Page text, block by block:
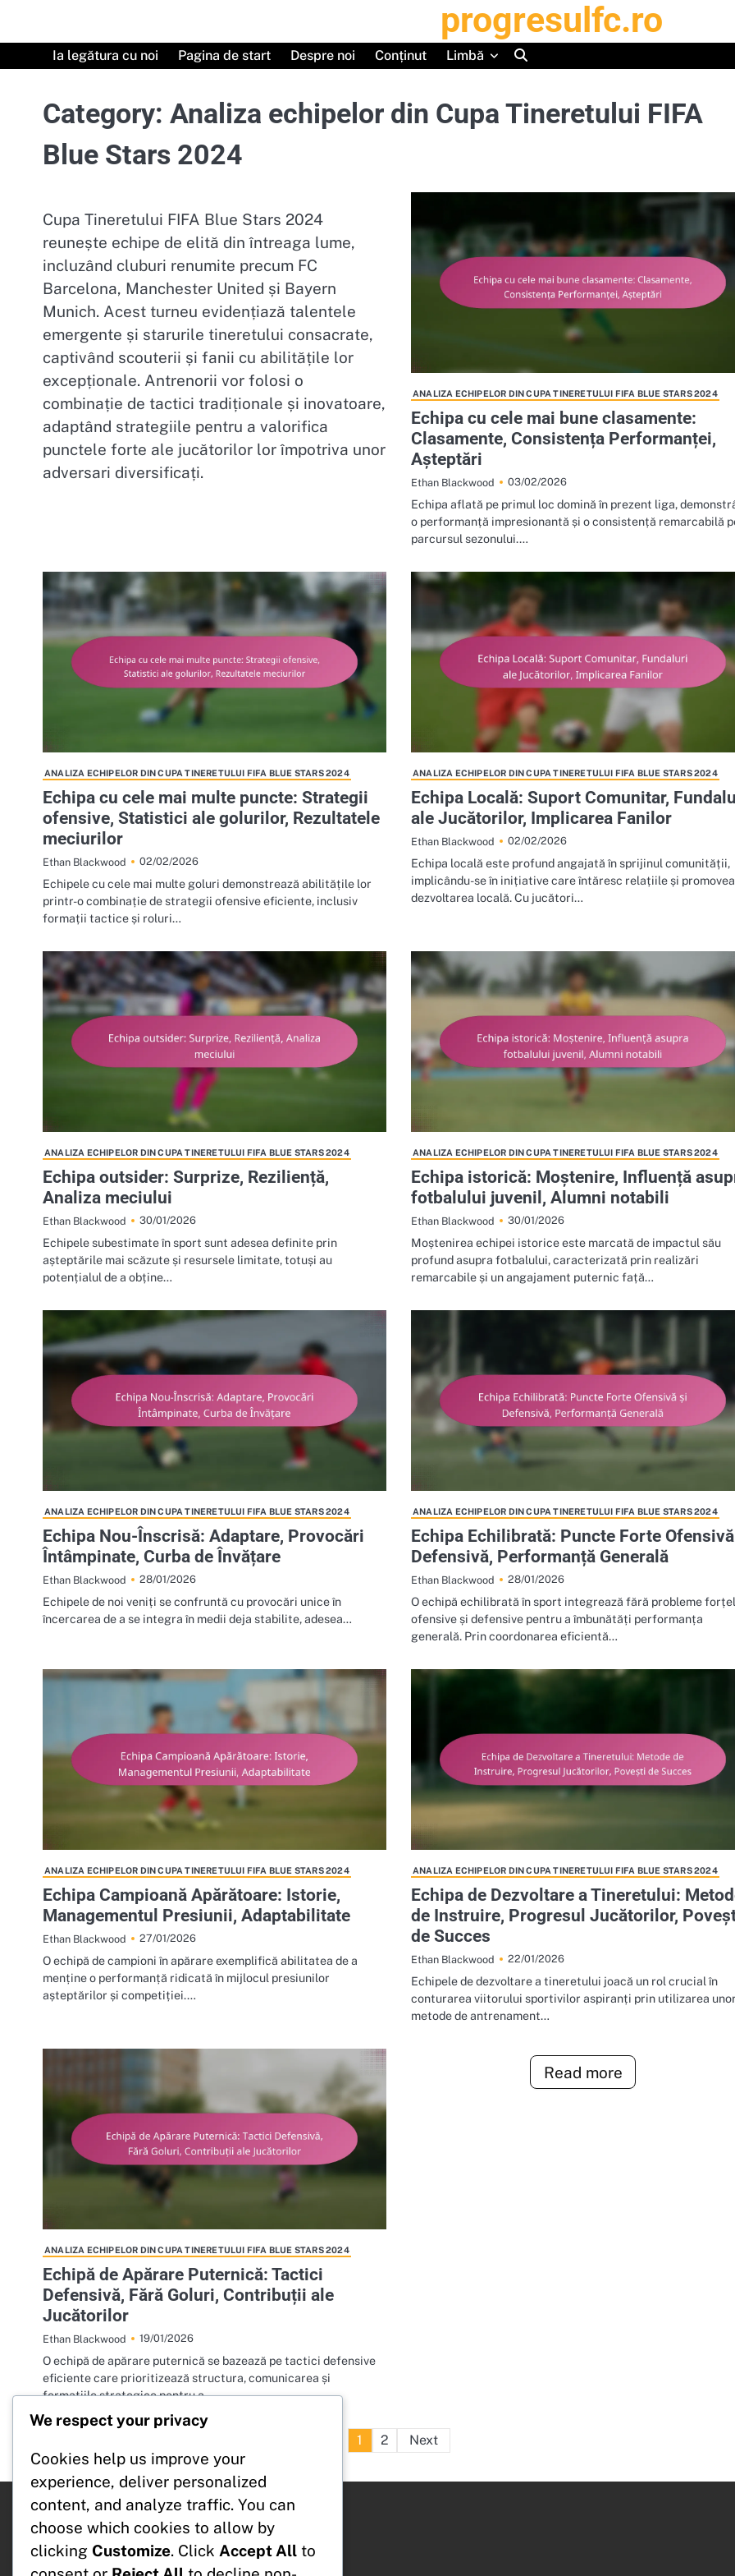
content
progresulfc.ro
Ia legătura cu noi Pagina de start Despre noi Conținut Limbă
Category: Analiza echipelor din Cupa Tineretului FIFA
Blue Stars 2024
Cupa Tineretului FIFA Blue Stars 2024
reunește echipe de elită din întreaga lume,
incluzând cluburi renumite precum FC
Barcelona, Manchester United și Bayern
Munich. Acest turneu evidențiază talentele
emergente și starurile tineretului consacrate,
captivând scouterii și fanii cu abilitățile lor
excepționale. Antrenorii vor folosi o
combinație de tactici tradiționale și inovatoare,
adaptând strategiile pentru a valorifica
punctele forte ale jucătorilor lor împotriva unor
adversari diversificați.
ANALIZA ECHIPELOR DIN CUPA TINERETULUI FIFA BLUE STARS 2024
Echipa cu cele mai bune clasamente:
Clasamente, Consistența Performanței,
Așteptări
Ethan Blackwood 03/02/2026
Echipa aflată pe primul loc domină în prezent liga,
o performanță impresionantă și o consistență remarcabilă
parcursul sezonului.…
ANALIZA ECHIPELOR DIN CUPA TINERETULUI FIFA BLUE STARS 2024
Echipa cu cele mai multe puncte: Strategii
ofensive, Statistici ale golurilor, Rezultatele
meciurilor
Ethan Blackwood 02/02/2026
Echipele cu cele mai multe goluri demonstrează abilitățile lor
printr-o combinație de strategii ofensive eficiente, inclusiv
formații tactice și roluri…
ANALIZA ECHIPELOR DIN CUPA TINERETULUI FIFA BLUE STARS 2024
Echipa Locală: Suport Comunitar,
ale Jucătorilor, Implicarea Fanilor
Ethan Blackwood 02/02/2026
Echipa locală este profund angajată în sprijinul comunității,
implicându-se în inițiative care întăresc relațiile și
dezvoltarea locală. Cu jucători…
ANALIZA ECHIPELOR DIN CUPA TINERETULUI FIFA BLUE STARS 2024
Echipa outsider: Surprize, Reziliență,
Analiza meciului
Ethan Blackwood 30/01/2026
Echipele subestimate în sport sunt adesea definite prin
așteptările mai scăzute și resursele limitate, totuși au
potențialul de a obține…
ANALIZA ECHIPELOR DIN CUPA TINERETULUI FIFA BLUE STARS 2024
Echipa istorică: Moștenire, Influență
fotbalului juvenil, Alumni notabili
Ethan Blackwood 30/01/2026
Moștenirea echipei istorice este marcată de impactul său
profund asupra fotbalului, caracterizată prin realizări
remarcabile și un angajament puternic față…
ANALIZA ECHIPELOR DIN CUPA TINERETULUI FIFA BLUE STARS 2024
Echipa Nou-Înscrisă: Adaptare, Provocări
Întâmpinate, Curba de Învățare
Ethan Blackwood 28/01/2026
Echipele de noi veniți se confruntă cu provocări unice în
încercarea de a se integra în medii deja stabilite, adesea…
ANALIZA ECHIPELOR DIN CUPA TINERETULUI FIFA BLUE STARS 2024
Echipa Echilibrată: Puncte Forte
Defensivă, Performanță Generală
Ethan Blackwood 28/01/2026
O echipă echilibrată în sport integrează fără probleme
ofensive și defensive pentru a îmbunătăți performanța
generală. Prin coordonarea eficientă…
ANALIZA ECHIPELOR DIN CUPA TINERETULUI FIFA BLUE STARS 2024
Echipa Campioană Apărătoare: Istorie,
Managementul Presiunii, Adaptabilitate
Ethan Blackwood 27/01/2026
O echipă de campioni în apărare exemplifică abilitatea de a
menține o performanță ridicată în mijlocul presiunilor
așteptărilor și competiției.…
ANALIZA ECHIPELOR DIN CUPA TINERETULUI FIFA BLUE STARS 2024
Echipa de Dezvoltare a Tineretului:
de Instruire, Progresul Jucătorilor,
de Succes
Ethan Blackwood 22/01/2026
Echipele de dezvoltare a tineretului joacă un rol crucial în
conturarea viitorului sportivilor aspiranți prin utilizarea
metode de antrenament…
ANALIZA ECHIPELOR DIN CUPA TINERETULUI FIFA BLUE STARS 2024
Echipă de Apărare Puternică: Tactici
Defensivă, Fără Goluri, Contribuții ale
Jucătorilor
Ethan Blackwood 19/01/2026
O echipă de apărare puternică se bazează pe tactici defensive
eficiente care prioritizează structura, comunicarea și
formațiile strategice pentru a…
Read more
Posts
1 2 Next
Categorii
Analiza echipelor din Cupa Tineretului FIFA Blue
Stars 2024
We respect your privacy
Cookies help us improve your
experience, deliver personalized
content, and analyze traffic. You can
choose which cookies to allow by
clicking Customize. Click Accept All to